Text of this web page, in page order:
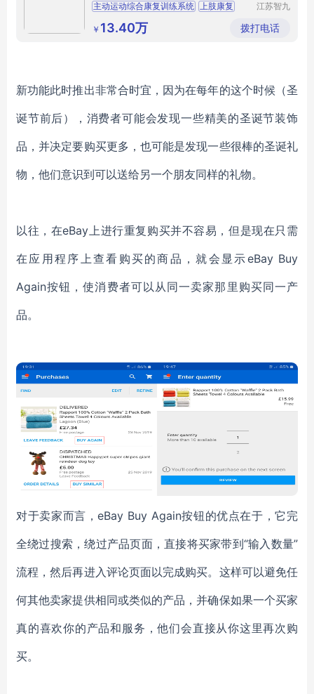
主动运动综合康复训练系统 上肢康复
下肢康复
全身康复
江苏智九
限公司
￥ 13.40万 拨打电话
新功能此时推出非常合时宜，因为在每年的这个时候（圣
诞节前后），消费者可能会发现一些精美的圣诞节装饰
品，并决定要购买更多，也可能是发现一些很棒的圣诞礼
物，他们意识到可以送给另一个朋友同样的礼物。
以往，在eBay上进行重复购买并不容易，但是现在只需
在应用程序上查看购买的商品，就会显示eBay Buy
Again按钮，使消费者可以从同一卖家那里购买同一产
品。
对于卖家而言，eBay Buy Again按钮的优点在于，它完
全绕过搜索，绕过产品页面，直接将买家带到“输入数量”
流程，然后再进入评论页面以完成购买。这样可以避免任
何其他卖家提供相同或类似的产品，并确保如果一个买家
真的喜欢你的产品和服务，他们会直接从你这里再次购
买。